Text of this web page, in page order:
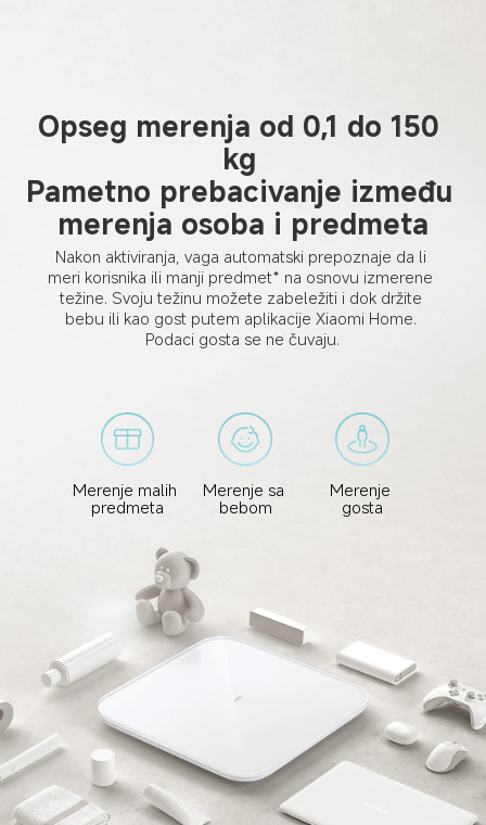
Opseg merenja od 0,1 do 150
kg
Pametno prebacivanje između
merenja osoba i predmeta
Nakon aktiviranja, vaga automatski prepoznaje da li
meri korisnika ili manji predmet* na osnovu izmerene
težine. Svoju težinu možete zabeležiti i dok držite
bebu ili kao gost putem aplikacije Xiaomi Home.
Podaci gosta se ne čuvaju.
Merenje malih
predmeta
Merenje sa
bebom
Merenje
gosta